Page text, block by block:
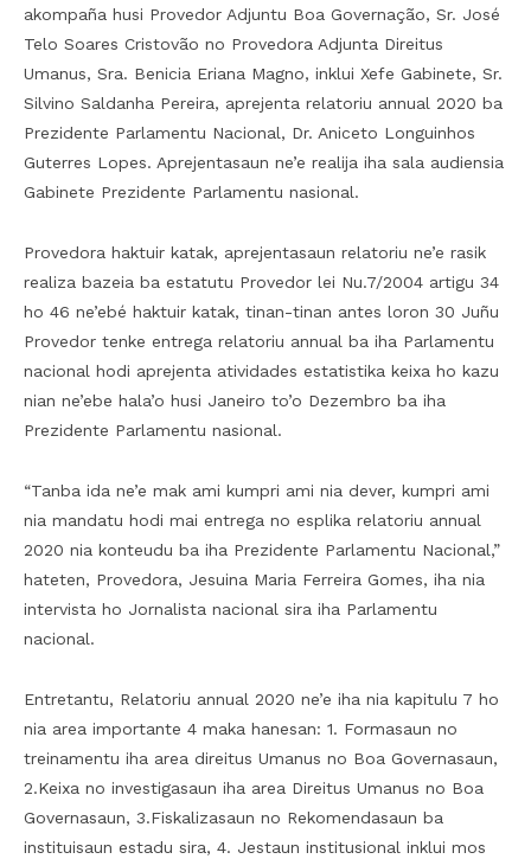
akompaña husi Provedor Adjuntu Boa Governação, Sr. José
Telo Soares Cristovão no Provedora Adjunta Direitus
Umanus, Sra. Benicia Eriana Magno, inklui Xefe Gabinete, Sr.
Silvino Saldanha Pereira, aprejenta relatoriu annual 2020 ba
Prezidente Parlamentu Nacional, Dr. Aniceto Longuinhos
Guterres Lopes. Aprejentasaun ne’e realija iha sala audiensia
Gabinete Prezidente Parlamentu nasional.
Provedora haktuir katak, aprejentasaun relatoriu ne’e rasik
realiza bazeia ba estatutu Provedor lei Nu.7/2004 artigu 34
ho 46 ne’ebé haktuir katak, tinan-tinan antes loron 30 Juñu
Provedor tenke entrega relatoriu annual ba iha Parlamentu
nacional hodi aprejenta atividades estatistika keixa ho kazu
nian ne’ebe hala’o husi Janeiro to’o Dezembro ba iha
Prezidente Parlamentu nasional.
“Tanba ida ne’e mak ami kumpri ami nia dever, kumpri ami
nia mandatu hodi mai entrega no esplika relatoriu annual
2020 nia konteudu ba iha Prezidente Parlamentu Nacional,”
hateten, Provedora, Jesuina Maria Ferreira Gomes, iha nia
intervista ho Jornalista nacional sira iha Parlamentu
nacional.
Entretantu, Relatoriu annual 2020 ne’e iha nia kapitulu 7 ho
nia area importante 4 maka hanesan: 1. Formasaun no
treinamentu iha area direitus Umanus no Boa Governasaun,
2.Keixa no investigasaun iha area Direitus Umanus no Boa
Governasaun, 3.Fiskalizasaun no Rekomendasaun ba
instituisaun estadu sira, 4. Jestaun institusional inklui mos